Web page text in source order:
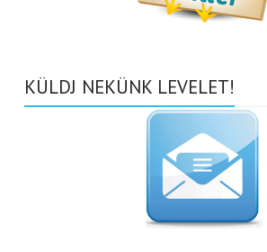
KÜLDJ NEKÜNK LEVELET!